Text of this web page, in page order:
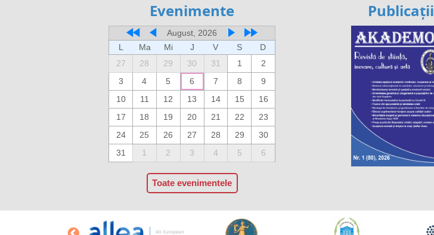
Evenimente
August, 2026
L
Ma Mi J V S
D
27
28 29 30 31 1
2
3
4 5 6 7 8
9
10
11 12 13 14 15
16
17
18 19 20 21 22
23
24
25 26 27 28 29
30
31
1 2 3 4 5 6
Toate evenimentele
Publicații